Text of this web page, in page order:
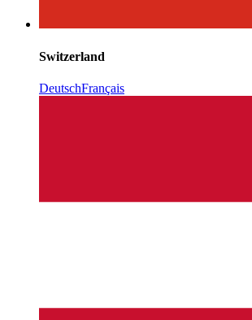
Switzerland
DeutschFrançais